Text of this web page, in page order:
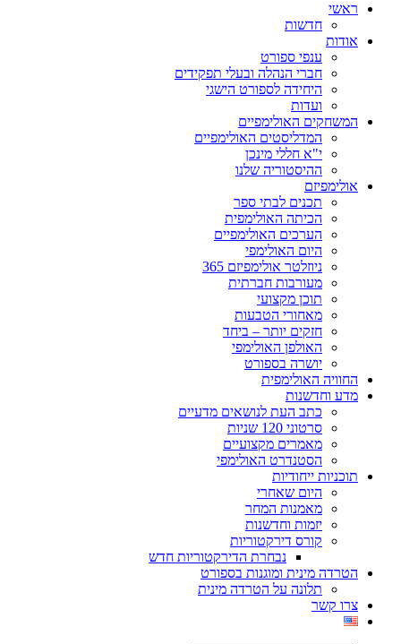
ראשי
חדשות
אודות
ענפי ספורט
חברי הנהלה ובעלי תפקידים
היחידה לספורט הישגי
ועדות
המשחקים האולימפיים
המדליסטים האולימפיים
י"א חללי מינכן
ההיסטוריה שלנו
אולימפיזם
תכנים לבתי ספר
הכיתה האולימפית
הערכים האולימפיים
היום האולימפי
ניוזלטר אולימפיזם 365
מעורבות חברתית
תוכן מקצועי
מאחורי הטבעות
חזקים יותר – ביחד
האולפן האולימפי
יושרה בספורט
החוויה האולימפית
מדע וחדשנות
כתב העת לנושאים מדעיים
סרטוני 120 שניות
מאמרים מקצועיים
הסטנדרט האולימפי
תוכניות ייחודיות
היום שאחרי
מאמנות המחר
יזמות וחדשנות
קורס דירקטוריות
נבחרת הדירקטוריות חדש
הטרדה מינית ומוגנות בספורט
תלונה על הטרדה מינית
צרו קשר